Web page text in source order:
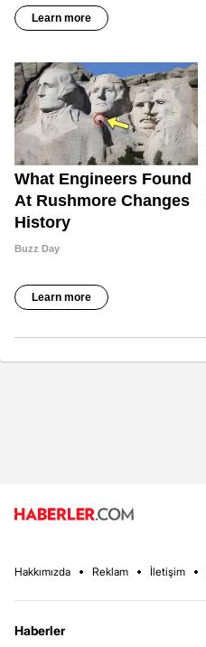
Hakkımızda Reklam İletişim
Haberler